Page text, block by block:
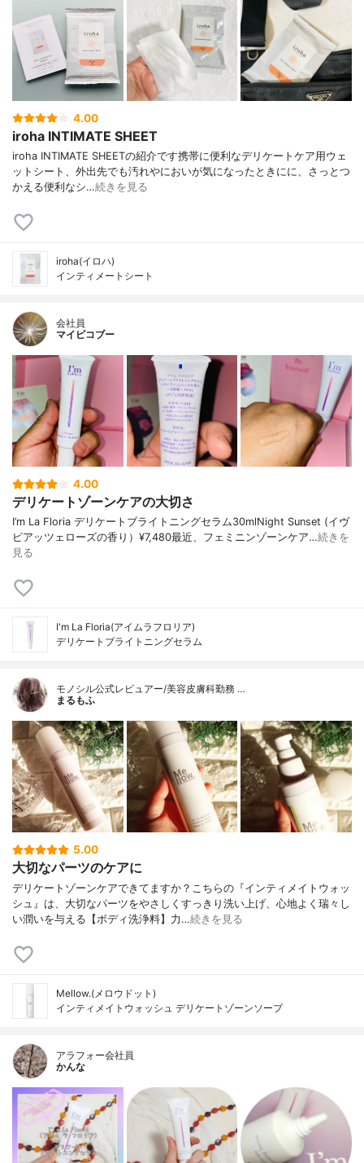
4.00
iroha INTIMATE SHEET
iroha INTIMATE SHEETの紹介です携帯に便利なデリケートケア用ウェ
ットシート、外出先でも汚れやにおいが気になったときにに、さっとつ
かえる便利なシ…続きを見る
iroha(イロハ)
インティメートシート
会社員
マイピコブー
4.00
デリケートゾーンケアの大切さ
I’m La Floria デリケートブライトニングセラム30mlNight Sunset (イヴ
ピアッツェローズの香り）¥7,480最近、フェミニンゾーンケア…続きを
見る
I'm La Floria(アイムラフロリア)
デリケートブライトニングセラム
モノシル公式レビュアー/美容皮膚科勤務 …
まるもふ
5.00
大切なパーツのケアに
デリケートゾーンケアできてますか？こちらの『インティメイトウォッ
シュ』は、大切なパーツをやさしくすっきり洗い上げ、心地よく瑞々し
い潤いを与える【ボディ洗浄料】力…続きを見る
Mellow.(メロウドット)
インティメイトウォッシュ デリケートゾーンソープ
アラフォー会社員
かんな